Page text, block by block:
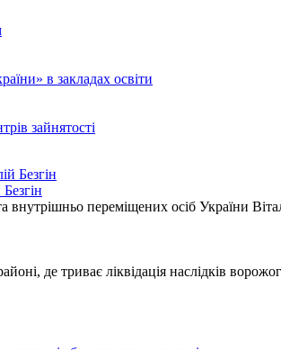
в закладах освіти
зайнятості
переміщених осіб України
де триває ліквідація наслідків